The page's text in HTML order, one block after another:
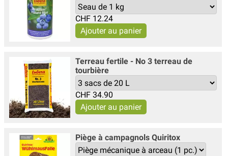
CHF 12.24
Terreau fertile - No 3 terreau de
tourbière
CHF 34.90
Piège à campagnols Quiritox